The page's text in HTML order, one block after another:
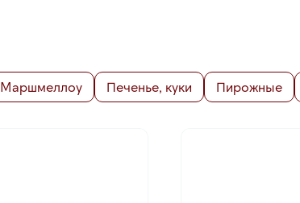
Маршмеллоу Печенье, куки Пирожные